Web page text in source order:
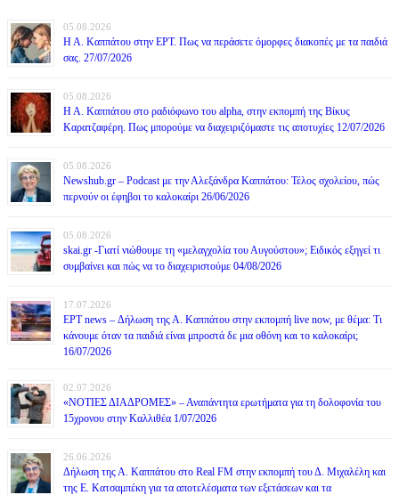
05.08.2026
Η Α. Καππάτου στην ΕΡΤ. Πως να περάσετε όμορφες διακοπές με τα παιδιά
σας. 27/07/2026
05.08.2026
Η Α. Καππάτου στο ραδιόφωνο του alpha, στην εκπομπή της Βίκυς
Καρατζαφέρη. Πως μπορούμε να διαχειριζόμαστε τις αποτυχίες 12/07/2026
05.08.2026
Newshub.gr – Podcast με την Αλεξάνδρα Καππάτου: Τέλος σχολείου, πώς
περνούν οι έφηβοι το καλοκαίρι 26/06/2026
05.08.2026
skai.gr -Γιατί νιώθουμε τη «μελαγχολία του Αυγούστου»; Ειδικός εξηγεί τι
συμβαίνει και πώς να το διαχειριστούμε 04/08/2026
17.07.2026
ΕΡΤ news – Δήλωση της Α. Καππάτου στην εκπομπή live now, με θέμα: Τι
κάνουμε όταν τα παιδιά είναι μπροστά δε μια οθόνη και το καλοκαίρι;
16/07/2026
02.07.2026
«ΝΟΤΙΕΣ ΔΙΑΔΡΟΜΕΣ» – Αναπάντητα ερωτήματα για τη δολοφονία του
15χρονου στην Καλλιθέα 1/07/2026
26.06.2026
Δήλωση της Α. Καππάτου στο Real FM στην εκπομπή του Δ. Μιχαλέλη και
της Ε. Κατσαμπέκη για τα αποτελέσματα των εξετάσεων και τα